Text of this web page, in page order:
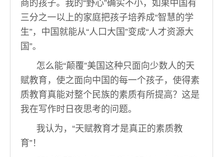
商的孩子。我的“野心”确实不小，如果中国有
三分之一以上的家庭把孩子培养成“智慧的学
生”，中国就能从“人口大国”变成“人才资源大
国”。
怎么能“颠覆”美国这种只面向少数人的天
赋教育，使之面向中国的每一个孩子，使得素
质教育真能对整个民族的素质有所提高？这是
我在写作时日夜思考的问题。
我认为，“天赋教育才是真正的素质教
育”！